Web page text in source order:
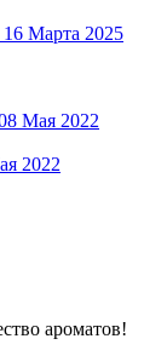
16 Марта 2025
Мая 2022
2022
ароматов!